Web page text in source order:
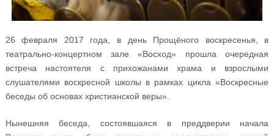
26 февраля 2017 года, в день Прощёного воскресенья, в
театрально-концертном зале «Восход» прошла очередная
встреча настоятеля с прихожанами храма и взрослыми
слушателями воскресной школы в рамках цикла «Воскресные
беседы об основах христианской веры».
Нынешняя беседа, состоявшаяся в преддверии начала